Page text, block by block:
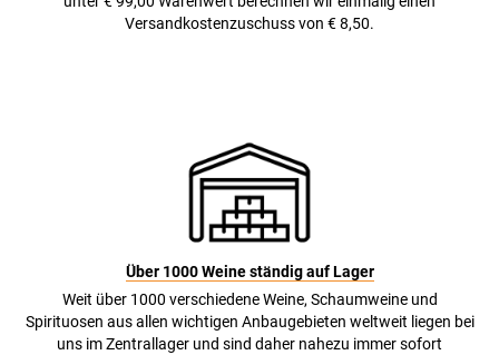
Versandkostenzuschuss von € 8,50.
Über 1000 Weine ständig auf Lager
Weit über 1000 verschiedene Weine, Schaumweine und
Spirituosen aus allen wichtigen Anbaugebieten weltweit liegen bei
uns im Zentrallager und sind daher nahezu immer sofort